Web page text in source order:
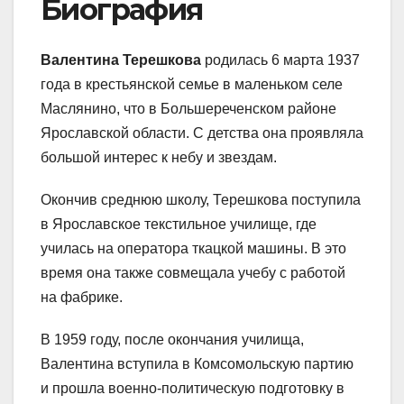
Биография
Валентина Терешкова родилась 6 марта 1937
года в крестьянской семье в маленьком селе
Маслянино, что в Большереченском районе
Ярославской области. С детства она проявляла
большой интерес к небу и звездам.
Окончив среднюю школу, Терешкова поступила
в Ярославское текстильное училище, где
училась на оператора ткацкой машины. В это
время она также совмещала учебу с работой
на фабрике.
В 1959 году, после окончания училища,
Валентина вступила в Комсомольскую партию
и прошла военно-политическую подготовку в